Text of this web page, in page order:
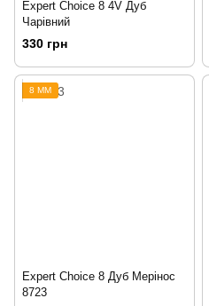
Expert Choice 8 4V Дуб
Чарівний
330 грн
8 ММ
Expert Choice 8 Дуб Мерінос
8723